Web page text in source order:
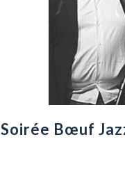
Soirée Bœuf